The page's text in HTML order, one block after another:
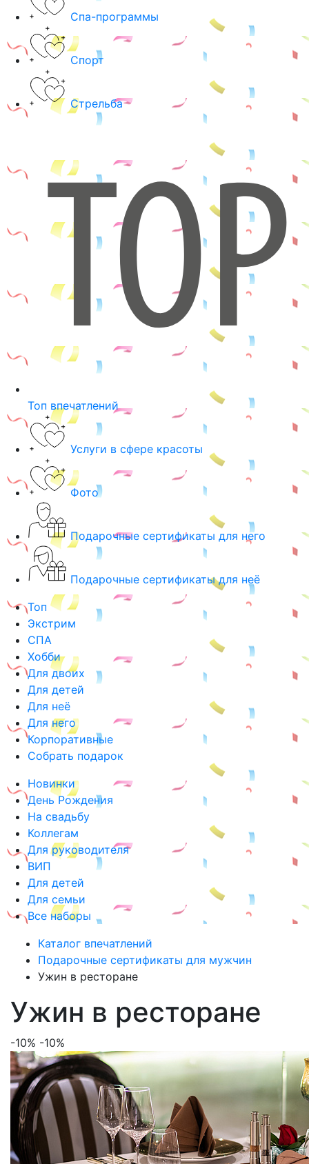
Спа-программы
Спорт
Стрельба
Топ впечатлений
Услуги в сфере красоты
Фото
Подарочные сертификаты для него
Подарочные сертификаты для неё
Топ
Экстрим
СПА
Хобби
Для двоих
Для детей
Для неё
Для него
Корпоративные
Собрать подарок
Новинки
День Рождения
На свадьбу
Коллегам
Для руководителя
ВИП
Для детей
Для семьи
Все наборы
Каталог впечатлений
Подарочные сертификаты для мужчин
Ужин в ресторане
Ужин в ресторане
-10% -10%